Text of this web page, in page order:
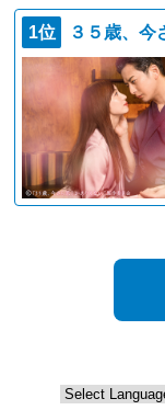
1位